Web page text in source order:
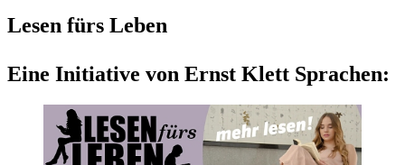
Lesen fürs Leben
Eine Initiative von Ernst Klett Sprachen: